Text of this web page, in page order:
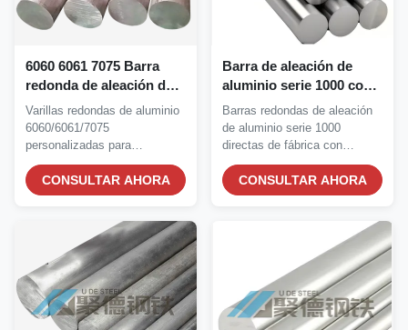
6060 6061 7075 Barra
redonda de aleación de
aluminio con alta
resistencia a la corrosión
y tamaño personalizado
para la construcción
industrial
Varillas redondas de aluminio
6060/6061/7075
personalizadas para
construcción industrial. Alta...
CONSULTAR AHORA
Barra de aleación de
aluminio serie 1000 con
alta resistencia a la
corrosión y servicio de
corte personalizado
Barras redondas de aleación
de aluminio serie 1000
directas de fábrica con
certificación ASTM....
CONSULTAR AHORA